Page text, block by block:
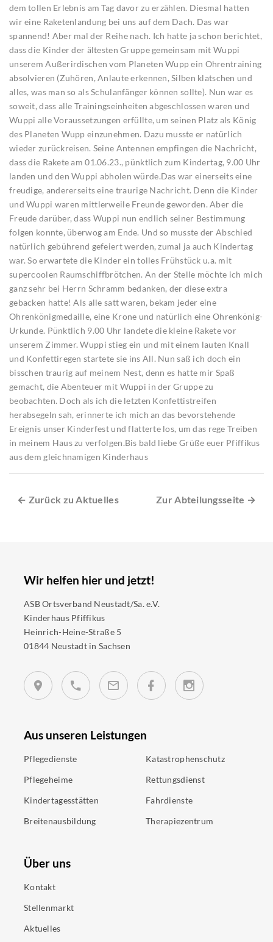
dem tollen Erlebnis am Tag davor zu erzählen. Diesmal hatten
wir eine Raketenlandung bei uns auf dem Dach. Das war
spannend! Aber mal der Reihe nach. Ich hatte ja schon berichtet,
dass die Kinder der ältesten Gruppe gemeinsam mit Wuppi
unserem Außerirdischen vom Planeten Wupp ein Ohrentraining
absolvieren (Zuhören, Anlaute erkennen, Silben klatschen und
alles, was man so als Schulanfänger können sollte). Nun war es
soweit, dass alle Trainingseinheiten abgeschlossen waren und
Wuppi alle Voraussetzungen erfüllte, um seinen Platz als König
des Planeten Wupp einzunehmen. Dazu musste er natürlich
wieder zurückreisen. Seine Antennen empfingen die Nachricht,
dass die Rakete am 01.06.23., pünktlich zum Kindertag, 9.00 Uhr
landen und den Wuppi abholen würde.Das war einerseits eine
freudige, andererseits eine traurige Nachricht. Denn die Kinder
und Wuppi waren mittlerweile Freunde geworden. Aber die
Freude darüber, dass Wuppi nun endlich seiner Bestimmung
folgen konnte, überwog am Ende. Und so musste der Abschied
natürlich gebührend gefeiert werden, zumal ja auch Kindertag
war. So erwartete die Kinder ein tolles Frühstück u.a. mit
supercoolen Raumschiffbrötchen. An der Stelle möchte ich mich
ganz sehr bei Herrn Schramm bedanken, der diese extra
gebacken hatte! Als alle satt waren, bekam jeder eine
Ohrenkönigmedaille, eine Krone und natürlich eine Ohrenkönig-
Urkunde. Pünktlich 9.00 Uhr landete die kleine Rakete vor
unserem Zimmer. Wuppi stieg ein und mit einem lauten Knall
und Konfettiregen startete sie ins All. Nun saß ich doch ein
bisschen traurig auf meinem Nest, denn es hatte mir Spaß
gemacht, die Abenteuer mit Wuppi in der Gruppe zu
beobachten. Doch als ich die letzten Konfettistreifen
herabsegeln sah, erinnerte ich mich an das bevorstehende
Ereignis unser Kinderfest und flatterte los, um das rege Treiben
in meinem Haus zu verfolgen.Bis bald liebe Grüße euer Pfiffikus
aus dem gleichnamigen Kinderhaus
← Zurück zu Aktuelles Zur Abteilungsseite →
Wir helfen hier und jetzt!
ASB Ortsverband Neustadt/Sa. e.V.
Kinderhaus Pfiffikus
Heinrich-Heine-Straße 5
01844 Neustadt in Sachsen
Aus unseren Leistungen
Pflegedienste
Pflegeheime
Kindertagesstätten
Breitenausbildung
Katastrophenschutz
Rettungsdienst
Fahrdienste
Therapiezentrum
Über uns
Kontakt
Stellenmarkt
Aktuelles